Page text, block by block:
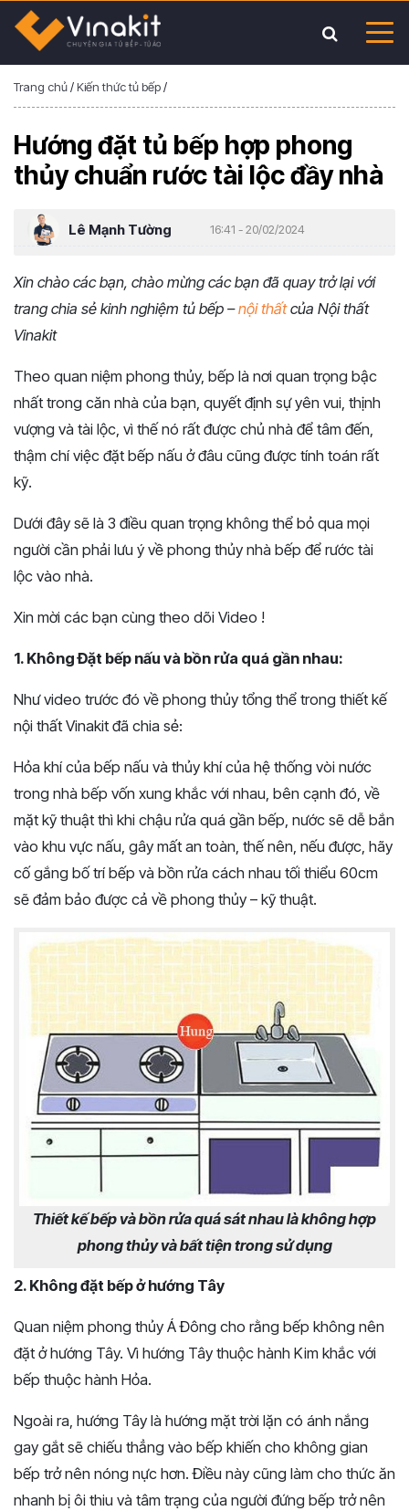
Trang chủ/Kiến thức tủ bếp/
Hướng đặt tủ bếp hợp phong
thủy chuẩn rước tài lộc đầy nhà
Lê Mạnh Tường 16:41 - 20/02/2024
Xin chào các bạn, chào mừng các bạn đã quay trở lại với
trang chia sẻ kinh nghiệm tủ bếp –nội thấtcủa Nội thất
Vinakit
Theo quan niệm phong thủy, bếp là nơi quan trọng bậc
nhất trong căn nhà của bạn, quyết định sự yên vui, thịnh
vượng và tài lộc, vì thế nó rất được chủ nhà để tâm đến,
thậm chí việc đặt bếp nấu ở đâu cũng được tính toán rất
kỹ.
Dưới đây sẽ là 3 điều quan trọng không thể bỏ qua mọi
người cần phải lưu ý về phong thủy nhà bếp để rước tài
lộc vào nhà.
Xin mời các bạn cùng theo dõi Video !
1. Không Đặt bếp nấu và bồn rửa quá gần nhau:
Như video trước đó về phong thủy tổng thể trong thiết kế
nội thất Vinakit đã chia sẻ:
Hỏa khí của bếp nấu và thủy khí của hệ thống vòi nước
trong nhà bếp vốn xung khắc với nhau, bên cạnh đó, về
mặt kỹ thuật thì khi chậu rửa quá gần bếp, nước sẽ dễ bắn
vào khu vực nấu, gây mất an toàn, thế nên, nếu được, hãy
cố gắng bố trí bếp và bồn rửa cách nhau tối thiểu 60cm
sẽ đảm bảo được cả về phong thủy – kỹ thuật.
Thiết kế bếp và bồn rửa quá sát nhau là không hợp
phong thủy và bất tiện trong sử dụng
2. Không đặt bếp ở hướng Tây
Quan niệm phong thủy Á Đông cho rằng bếp không nên
đặt ở hướng Tây. Vì hướng Tây thuộc hành Kim khắc với
bếp thuộc hành Hỏa.
Ngoài ra, hướng Tây là hướng mặt trời lặn có ánh nắng
gay gắt sẽ chiếu thẳng vào bếp khiến cho không gian
bếp trở nên nóng nực hơn. Điều này cũng làm cho thức ăn
nhanh bị ôi thiu và tâm trạng của người đứng bếp trở nên